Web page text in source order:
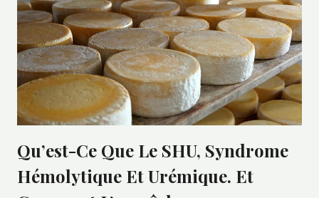
Qu’est-Ce Que Le SHU, Syndrome
Hémolytique Et Urémique. Et